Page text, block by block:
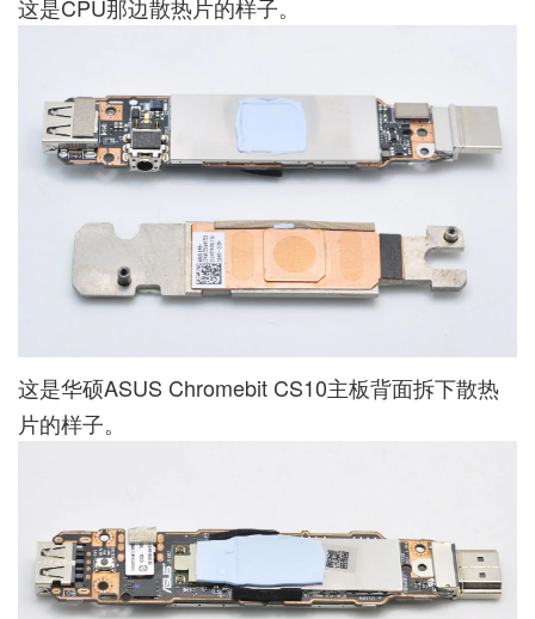
这是CPU那边散热片的样子。
这是华硕ASUS Chromebit CS10主板背面拆下散热
片的样子。